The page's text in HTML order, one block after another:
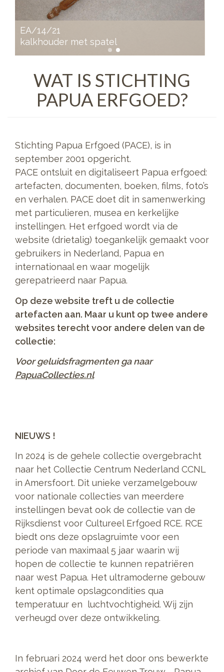
EA/39/4
neussieraad
WAT IS STICHTING
PAPUA ERFGOED?
Stichting Papua Erfgoed (PACE), is in
september 2001 opgericht.
PACE ontsluit en digitaliseert Papua erfgoed:
artefacten, documenten, boeken, films, foto’s
en verhalen. PACE doet dit in samenwerking
met particulieren, musea en kerkelijke
instellingen. Het erfgoed wordt via de
website (drietalig) toegankelijk gemaakt voor
gebruikers in Nederland, Papua en
internationaal en waar mogelijk
gerepatrieerd naar Papua.
Op deze website treft u de collectie
artefacten aan. Maar u kunt op twee andere
websites terecht voor andere delen van de
collectie:
Voor geluidsfragmenten ga naar
PapuaCollecties.nl
NIEUWS !
In 2024 is de gehele collectie overgebracht
naar het Collectie Centrum Nederland CCNL
in Amersfoort. Dit unieke verzamelgebouw
voor nationale collecties van meerdere
instellingen bevat ook de collectie van de
Rijksdienst voor Cultureel Erfgoed RCE. RCE
biedt ons deze opslagruimte voor een
periode van maximaal 5 jaar waarin wij
hopen de collectie te kunnen repatriëren
naar west Papua. Het ultramoderne gebouw
kent optimale opslagcondities qua
temperatuur en luchtvochtigheid. Wij zijn
verheugd over deze ontwikkeling.
In februari 2024 werd het door ons bewerkte